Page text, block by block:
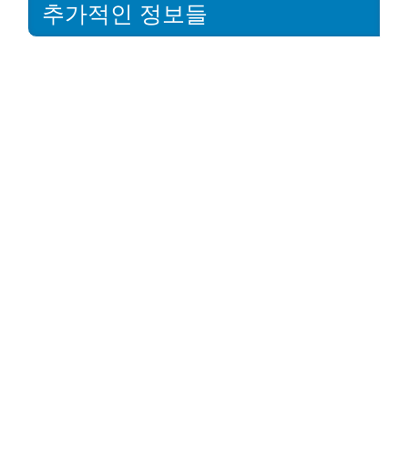
추가적인 정보들